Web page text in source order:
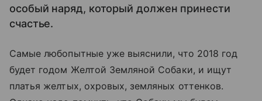
особый наряд, который должен принести
счастье.
Самые любопытные уже выяснили, что 2018 год
будет годом Желтой Земляной Собаки, и ищут
платья желтых, охровых, земляных оттенков.